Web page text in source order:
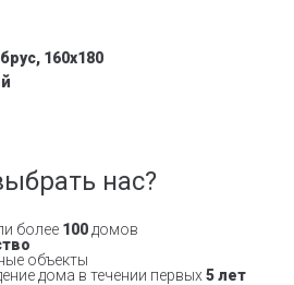
160x180
нас?
более 100 домов
объекты
дома в течении первых 5 лет